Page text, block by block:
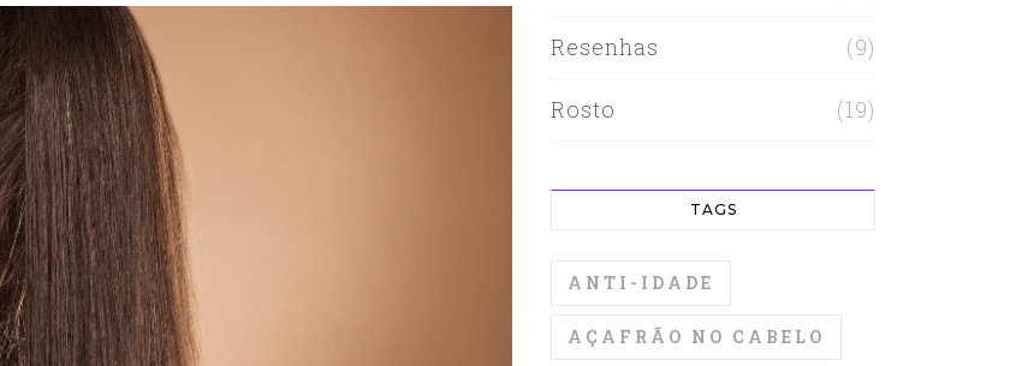
Resenhas (9)
Rosto (19)
TAGS
ANTI-IDADE
AÇAFRÃO NO CABELO